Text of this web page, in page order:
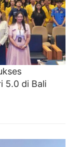
5.0 di Bali